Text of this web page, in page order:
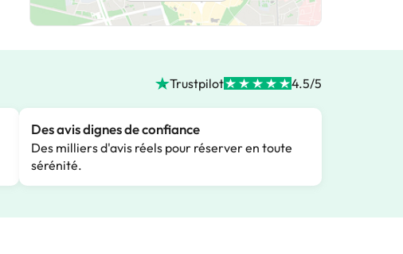
Trustpilot 4.5/5
Des avis dignes de confiance
Des milliers d'avis réels pour réserver en toute
sérénité.